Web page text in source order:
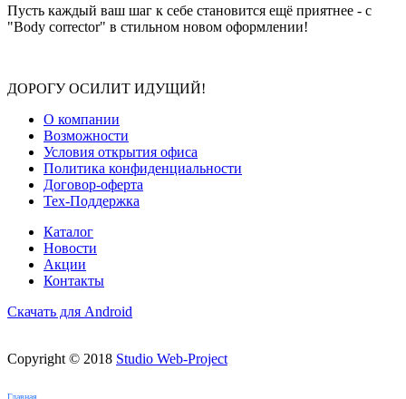
Пусть каждый ваш шаг к себе становится ещё приятнее - с
"Body corrector" в стильном новом оформлении!
ДОРОГУ ОСИЛИТ ИДУЩИЙ!
О компании
Возможности
Условия открытия офиса
Политика конфиденциальности
Договор-оферта
Тех-Поддержка
Каталог
Новости
Акции
Контакты
Скачать для Android
Copyright © 2018 Studio Web-Project
Главная